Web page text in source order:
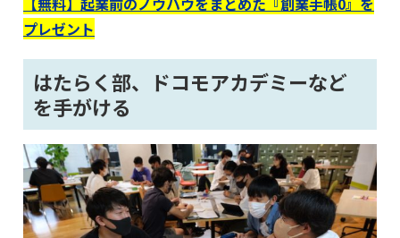
プレゼント
はたらく部、ドコモアカデミーなど
を手がける